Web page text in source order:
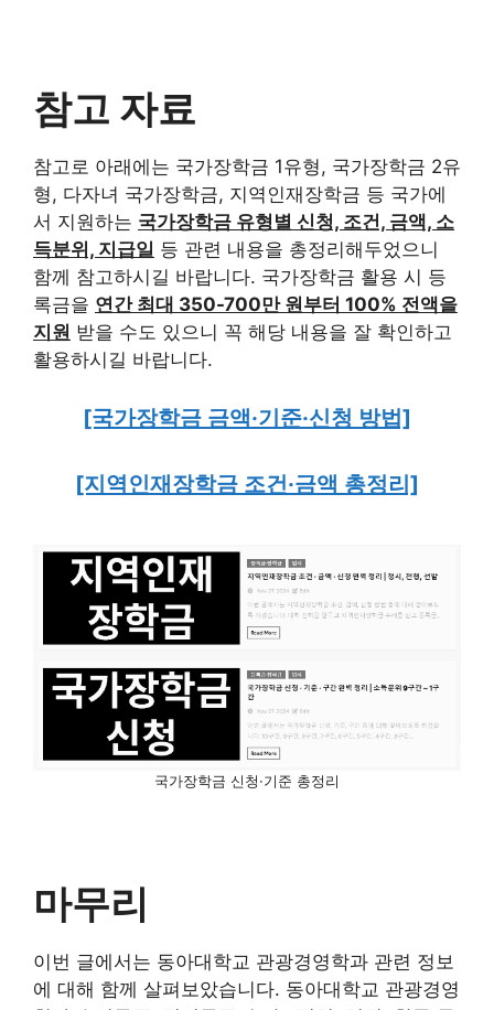
참고 자료
참고로 아래에는 국가장학금 1유형, 국가장학금 2유
형, 다자녀 국가장학금, 지역인재장학금 등 국가에
서 지원하는 국가장학금 유형별 신청, 조건, 금액, 소
득분위, 지급일 등 관련 내용을 총정리해두었으니
함께 참고하시길 바랍니다. 국가장학금 활용 시 등
록금을 연간 최대 350-700만 원부터 100% 전액을
지원 받을 수도 있으니 꼭 해당 내용을 잘 확인하고
활용하시길 바랍니다.
[국가장학금 금액·기준·신청 방법]
[지역인재장학금 조건·금액 총정리]
국가장학금 신청·기준 총정리
마무리
이번 글에서는 동아대학교 관광경영학과 관련 정보
에 대해 함께 살펴보았습니다. 동아대학교 관광경영